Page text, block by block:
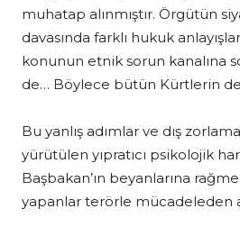
muhatap alınmıştır. Örgütün
davasında farklı hukuk
konunun etnik sorun kanalına
de… Böylece bütün Kürtlerin
Bu yanlış adımlar ve dış
yürütülen yıpratıcı psikolojik
Başbakan’ın beyanlarına
yapanlar terörle mücadeleden